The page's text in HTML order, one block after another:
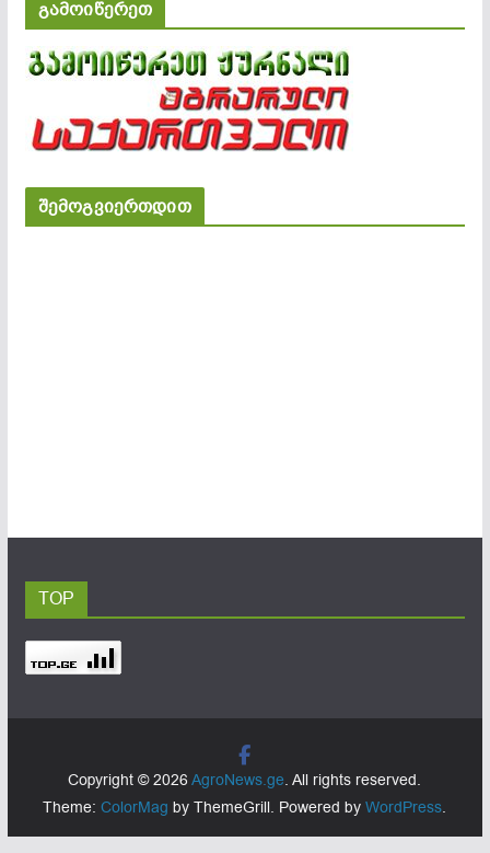
გამოიწერეთ
შემოგვიერთდით
TOP
Copyright © 2026AgroNews.ge. All rights reserved.
Theme:ColorMag by ThemeGrill. Powered byWordPress.